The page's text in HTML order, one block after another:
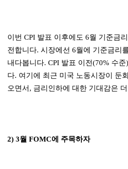
이번 CPI 발표 이후에도 6월 기준금
전합니다. 시장에선 6월에 기준금리
내다봅니다. CPI 발표 이전(70% 수
다. 여기에 최근 미국 노동시장이 둔
오면서, 금리인하에 대한 기대감은
2) 3월 FOMC에 주목하자